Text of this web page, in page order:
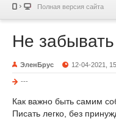
Полная версия сайта
Не
ЭленБрус 12-04-2021,
---
Как важно быть самим
Писать легко, без